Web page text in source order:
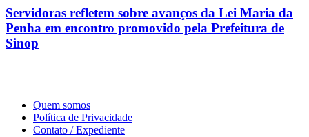
Servidoras refletem sobre avanços da Lei Maria da
Penha em encontro promovido pela Prefeitura de
Sinop
Quem somos
Política de Privacidade
Contato / Expediente